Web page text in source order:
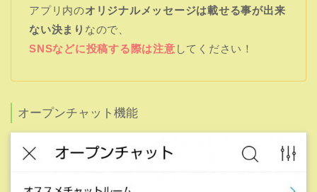
アプリ内のオリジナルメッセージは載せる事が出来
ない決まり なので、
SNSなどに投稿する際は注意 してください！
オープンチャット機能